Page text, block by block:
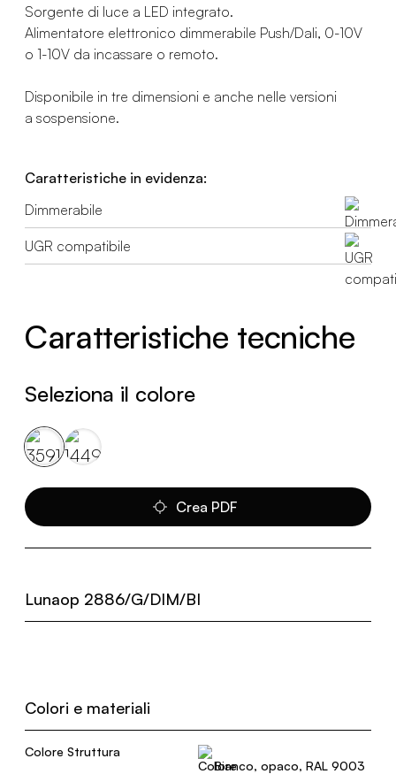
Sorgente di luce a LED integrato.
Alimentatore elettronico dimmerabile Push/Dali, 0-10V
o 1-10V da incassare o remoto.
Disponibile in tre dimensioni e anche nelle versioni
a sospensione.
Caratteristiche in evidenza:
Dimmerabile
UGR compatibile
Caratteristiche tecniche
Seleziona il colore
Crea PDF
Lunaop 2886/G/DIM/BI
Colori e materiali
Colore Struttura
Bianco, opaco, RAL 9003